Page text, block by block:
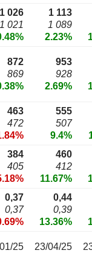
1 026
1 021
1 113
1 089
2.23%
872
869
953
928
2.69%
463
472
555
507
9.4%
384
405
460
412
11.67%
0,37
0,37
0,44
0,39
13.36%
25 23/04/25